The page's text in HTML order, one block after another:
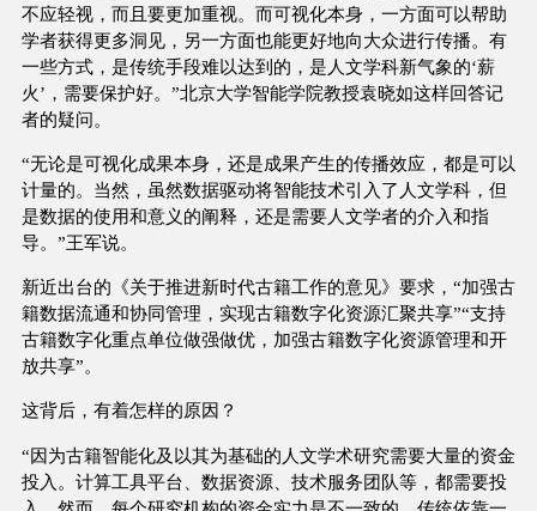
不应轻视，而且要更加重视。而可视化本身，一方面可以帮助
学者获得更多洞见，另一方面也能更好地向大众进行传播。有
一些方式，是传统手段难以达到的，是人文学科新气象的‘薪
火’，需要保护好。”北京大学智能学院教授袁晓如这样回答记
者的疑问。
“无论是可视化成果本身，还是成果产生的传播效应，都是可以
计量的。当然，虽然数据驱动将智能技术引入了人文学科，但
是数据的使用和意义的阐释，还是需要人文学者的介入和指
导。”王军说。
新近出台的《关于推进新时代古籍工作的意见》要求，“加强古
籍数据流通和协同管理，实现古籍数字化资源汇聚共享”“支持
古籍数字化重点单位做强做优，加强古籍数字化资源管理和开
放共享”。
这背后，有着怎样的原因？
“因为古籍智能化及以其为基础的人文学术研究需要大量的资金
投入。计算工具平台、数据资源、技术服务团队等，都需要投